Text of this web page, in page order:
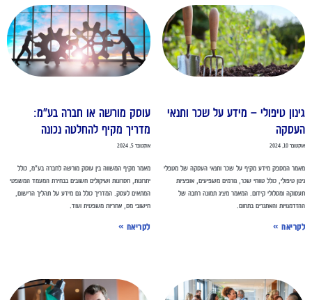
טיפולי – מידע על שכר ותנאי
10, 2024
המספק מידע מקיף על שכר ותנאי העסקה של מטפלי
טיפולי, כולל טווחי שכר, גורמים משפיעים, אופציות
ומסלולי קידום. המאמר מציג תמונה רחבה של
והאתגרים בתחום.
»
עוסק מורשה או חברה בע"מ:
מדריך מקיף להחלטה נכונה
אוקטובר 5, 2024
מאמר מקיף המשווה בין עוסק מורשה לחברה בע"מ, כולל
יתרונות, חסרונות ושיקולים חשובים בבחירת המעמד המשפטי
המתאים לעסק. המדריך כולל גם מידע על תהליך הרישום,
חישובי מס, אחריות משפטית ועוד.
לקריאה »